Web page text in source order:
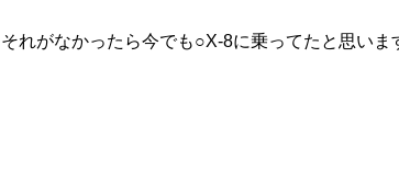
れがなかったら今でも○X-8に乗ってたと思いま